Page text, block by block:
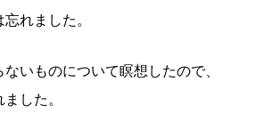
れました。
いものについて瞑想したので、
した。